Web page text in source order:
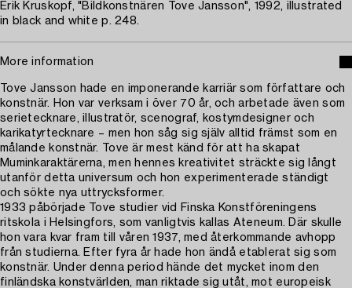
Erik Kruskopf, "Bildkonstnären Tove Jansson", 1992, illustrated
in black and white p. 248.
More information
Tove Jansson hade en imponerande karriär som författare och
konstnär. Hon var verksam i över 70 år, och arbetade även som
serietecknare, illustratör, scenograf, kostymdesigner och
karikatyrtecknare – men hon såg sig själv alltid främst som en
målande konstnär. Tove är mest känd för att ha skapat
Muminkaraktärerna, men hennes kreativitet sträckte sig långt
utanför detta universum och hon experimenterade ständigt
och sökte nya uttrycksformer.
1933 påbörjade Tove studier vid Finska Konstföreningens
ritskola i Helsingfors, som vanligtvis kallas Ateneum. Där skulle
hon vara kvar fram till våren 1937, med återkommande avhopp
från studierna. Efter fyra år hade hon ändå etablerat sig som
konstnär. Under denna period hände det mycket inom den
finländska konstvärlden, man riktade sig utåt, mot europeisk